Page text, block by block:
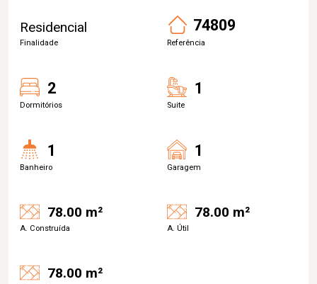
Residencial
Finalidade
74809
Referência
2
Dormitórios
1
Suite
1
Banheiro
1
Garagem
78.00 m²
A. Construída
78.00 m²
A. Útil
78.00 m²